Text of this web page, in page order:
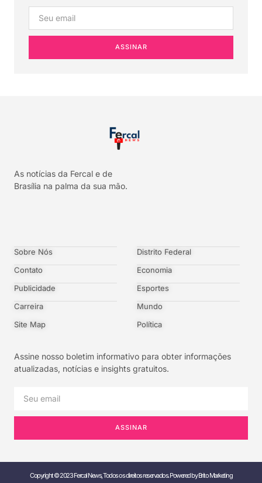
ASSINAR
As notícias da Fercal e de
Brasília na palma da sua mão.
Sobre Nós
Contato
Publicidade
Carreira
Site Map
Distrito Federal
Economia
Esportes
Mundo
Política
Assine nosso boletim informativo para obter informações
atualizadas, notícias e insights gratuitos.
ASSINAR
Copyright © 2023 Fercal News, Todos os direitos reservados. Powered by Brito Marketing